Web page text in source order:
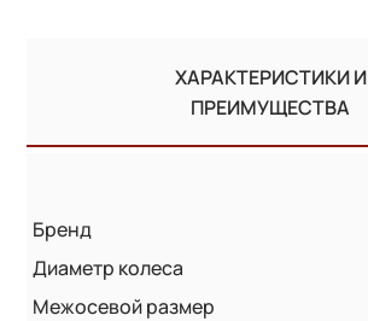
ХАРАКТЕРИСТИКИ И
ПРЕИМУЩЕСТВА
Бренд
Диаметр колеса
Межосевой размер